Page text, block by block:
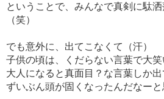
ということで、みんなで真剣に駄
（笑）
でも意外に、出てこなくて（汗）
子供の頃は、くだらない言葉で大笑
大人になると真面目？な言葉しか出
ずいぶん頭が固くなったんだなーと